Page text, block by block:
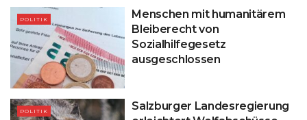
POLITIK
Menschen mit humanitärem
Bleiberecht von
Sozialhilfegesetz
ausgeschlossen
POLITIK
Salzburger Landesregierung